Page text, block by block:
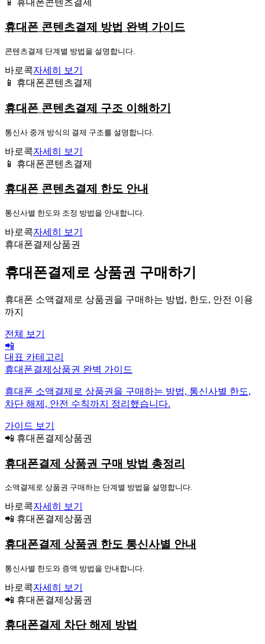
휴대폰 콘텐츠결제 방법 완벽 가이드
콘텐츠결제 단계별 방법을 설명합니다.
바로콕자세히 보기
📱 휴대폰콘텐츠결제
휴대폰 콘텐츠결제 구조 이해하기
통신사 중개 방식의 결제 구조를 설명합니다.
바로콕자세히 보기
📱 휴대폰콘텐츠결제
휴대폰 콘텐츠결제 한도 안내
통신사별 한도와 조정 방법을 안내합니다.
바로콕자세히 보기
휴대폰결제상품권
휴대폰결제로 상품권 구매하기
휴대폰 소액결제로 상품권을 구매하는 방법, 한도, 안전 이용
까지
전체 보기
📲
대표 카테고리
휴대폰결제상품권 완벽 가이드
휴대폰 소액결제로 상품권을 구매하는 방법, 통신사별 한도,
차단 해제, 안전 수칙까지 정리했습니다.
가이드 보기
📲 휴대폰결제상품권
휴대폰결제 상품권 구매 방법 총정리
소액결제로 상품권 구매하는 단계별 방법을 설명합니다.
바로콕자세히 보기
📲 휴대폰결제상품권
휴대폰결제 상품권 한도 통신사별 안내
통신사별 한도와 증액 방법을 안내합니다.
바로콕자세히 보기
📲 휴대폰결제상품권
휴대폰결제 차단 해제 방법